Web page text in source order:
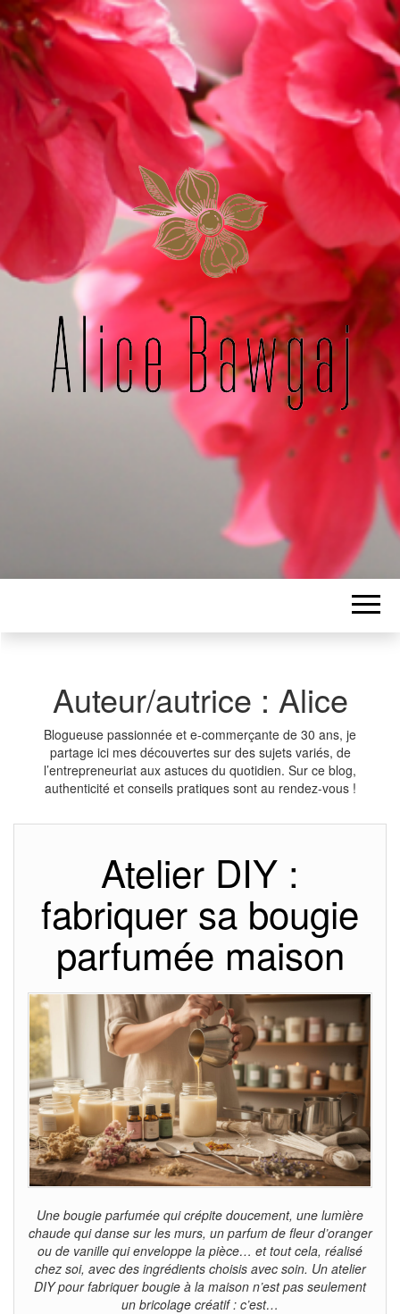
ALICE
BAWGAJ
Les petits mots d'Alice
Auteur/autrice : Alice
Blogueuse passionnée et e-commerçante de 30 ans, je
partage ici mes découvertes sur des sujets variés, de
l’entrepreneuriat aux astuces du quotidien. Sur ce blog,
authenticité et conseils pratiques sont au rendez-vous !
Atelier DIY :
fabriquer sa bougie
parfumée maison
Une bougie parfumée qui crépite doucement, une lumière
chaude qui danse sur les murs, un parfum de fleur d’oranger
ou de vanille qui enveloppe la pièce… et tout cela, réalisé
chez soi, avec des ingrédients choisis avec soin. Un atelier
DIY pour fabriquer bougie à la maison n’est pas seulement
un bricolage créatif : c’est…